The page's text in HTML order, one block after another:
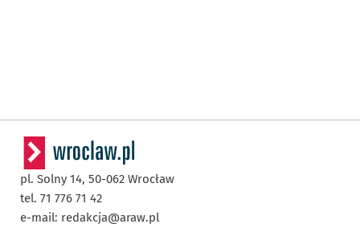
pl. Solny 14, 50-062 Wrocław
tel. 71 776 71 42
e-mail: redakcja@araw.pl